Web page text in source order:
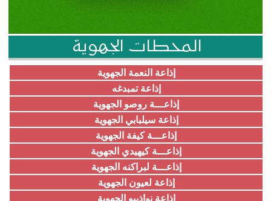
المحطات الجهوية
إذاعة النعمة الجهوية
إذاعة تمبدغه
إذاعـــة روصو الجهوية
إذاعة سيلبابي الجهوية
إذاعـــة كيفة الجهوية
إذاعـــة كيهيدي الجهوية
إذاعـــة لبراكنه الجهوية
إذاعة لعيون الجهوية
إذاعة نواذيبو الجهوية